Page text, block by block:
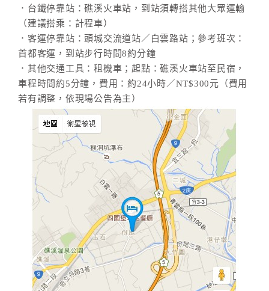
．台鐵停靠站：礁溪火車站，到站須轉搭其他大眾運輸
（建議搭乘：計程車）
．客運停靠站：頭城交流道站／白雲路站；參考班次：
首都客運，到站步行時間8約分鐘
．其他交通工具：租機車；起點：礁溪火車站至民宿，
車程時間約5分鐘，費用：約24小時／NT$300元（費用
若有調整，依現場公告為主）